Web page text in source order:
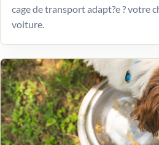
cage de transport adapt?e ? votre
voiture.